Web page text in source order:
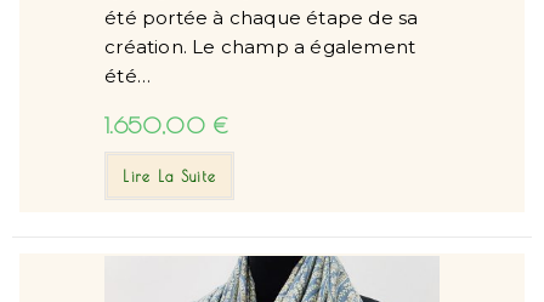
été portée à chaque étape de sa
création. Le champ a également
été…
1.650,00 €
Lire La Suite